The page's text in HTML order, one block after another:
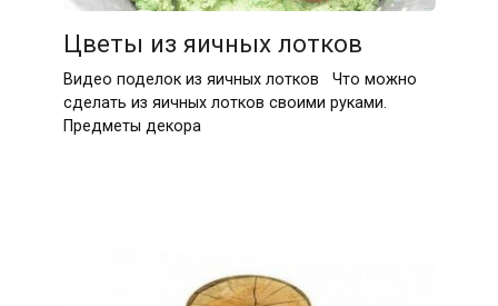
Цветы из яичных лотков
Видео поделок из яичных лотков Что можно
сделать из яичных лотков своими руками.
Предметы декора